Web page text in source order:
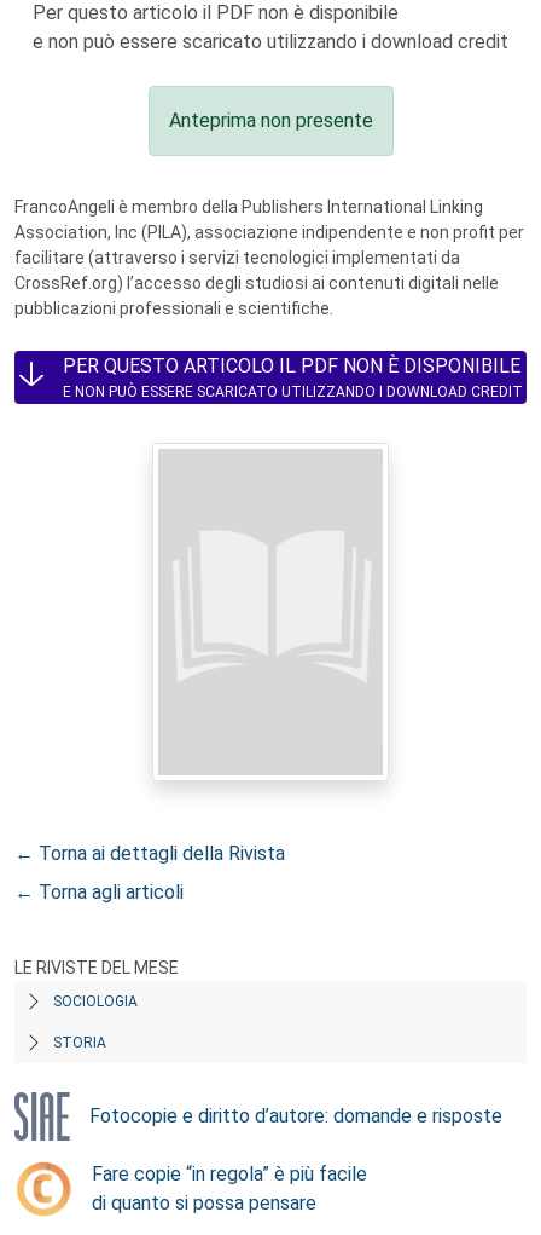
Per questo articolo il PDF non è disponibile
e non può essere scaricato utilizzando i download credit
Anteprima non presente
FrancoAngeli è membro della Publishers International Linking
Association, Inc (PILA), associazione indipendente e non profit per
facilitare (attraverso i servizi tecnologici implementati da
CrossRef.org) l’accesso degli studiosi ai contenuti digitali nelle
pubblicazioni professionali e scientifiche.
PER QUESTO ARTICOLO IL PDF NON È DISPONIBILE
E NON PUÒ ESSERE SCARICATO UTILIZZANDO I DOWNLOAD CREDIT
← Torna ai dettagli della Rivista
← Torna agli articoli
LE RIVISTE DEL MESE
SOCIOLOGIA
STORIA
Fotocopie e diritto d’autore: domande e risposte
Fare copie “in regola” è più facile
di quanto si possa pensare